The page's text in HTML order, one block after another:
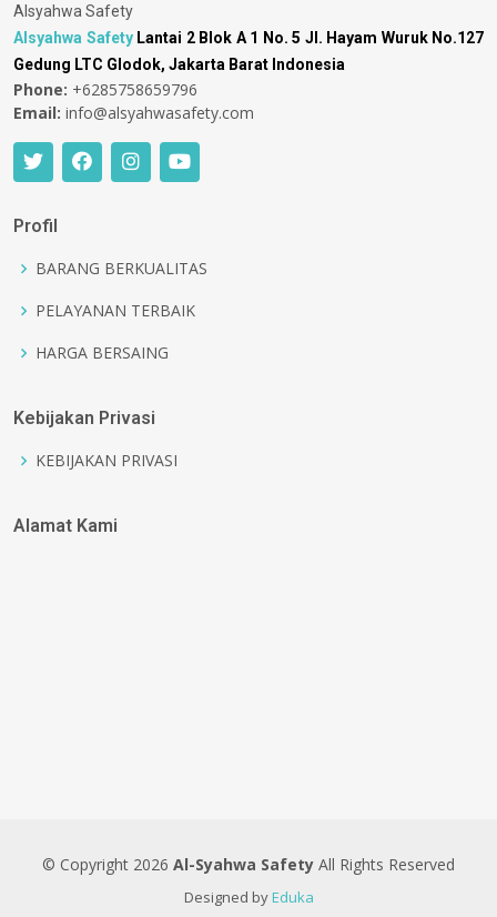
Alsyahwa Safety
Alsyahwa Safety Lantai 2 Blok A 1 No. 5 Jl. Hayam Wuruk No.127
Gedung LTC Glodok, Jakarta Barat Indonesia
Phone: +6285758659796
Email: info@alsyahwasafety.com
Profil
BARANG BERKUALITAS
PELAYANAN TERBAIK
HARGA BERSAING
Kebijakan Privasi
KEBIJAKAN PRIVASI
Alamat Kami
© Copyright 2026 Al-Syahwa Safety All Rights Reserved
Designed byEduka